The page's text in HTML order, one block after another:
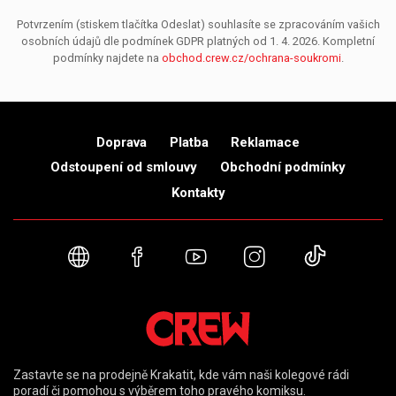
Potvrzením (stiskem tlačítka Odeslat) souhlasíte se zpracováním vašich
osobních údajů dle podmínek GDPR platných od 1. 4. 2026. Kompletní
podmínky najdete na obchod.crew.cz/ochrana-soukromi.
Doprava Platba
Reklamace
Odstoupení od smlouvy
Obchodní podmínky
Kontakty
Webové stránky
FacebookYouTubeInstagram
Zastavte se na prodejně Krakatit, kde vám naši kolegové rádi
poradí či pomohou s výběrem toho pravého komiksu.